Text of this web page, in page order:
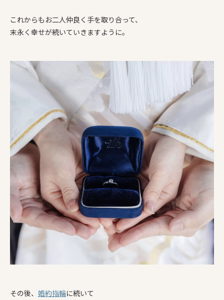
これからもお二人仲良く手を取り合って、
末永く幸せが続いていきますように。
その後、 婚約指輪に続いて